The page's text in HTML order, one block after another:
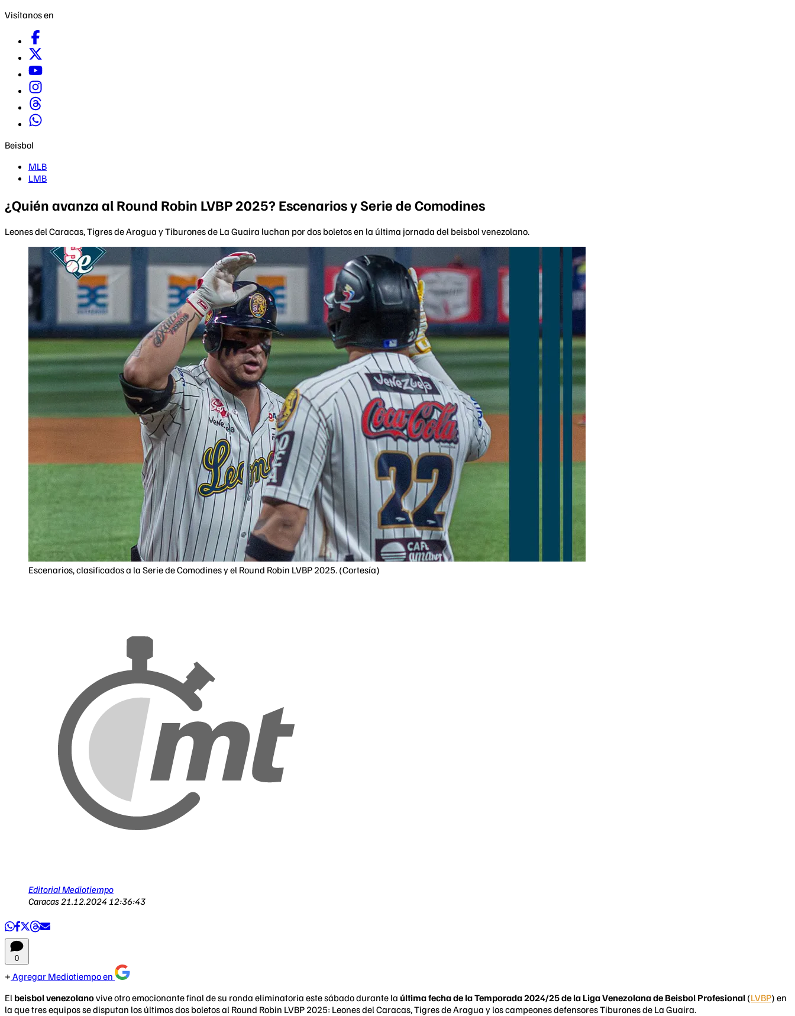
Visítanos en
Beisbol
MLB
LMB
¿Quién avanza al Round Robin LVBP 2025? Escenarios y Serie de Comodines
Leones del Caracas, Tigres de Aragua y Tiburones de La Guaira luchan por dos boletos en la última jornada del beisbol venezolano.
Escenarios, clasificados a la Serie de Comodines y el Round Robin LVBP 2025. (Cortesía)
Editorial Mediotiempo
Caracas21.12.2024 12:36:43
0
Agregar Mediotiempo en
El beisbol venezolanovive otro emocionante final de su ronda eliminatoria este sábado durante la última fecha de la Temporada 2024/25 de la Liga Venezolana de Beisbol Profesional (LVBP) en
la que tres equipos se disputan los últimos dos boletos al Round Robin LVBP 2025: Leones del Caracas, Tigres de Aragua y los campeones defensores Tiburones de La Guaira.